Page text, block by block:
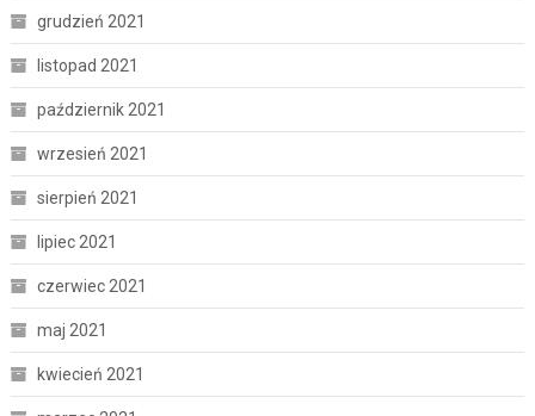
grudzień 2021
listopad 2021
październik 2021
wrzesień 2021
sierpień 2021
lipiec 2021
czerwiec 2021
maj 2021
kwiecień 2021